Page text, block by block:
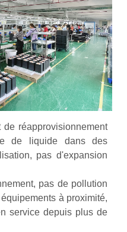
réapprovisionnement
de liquide dans des
pas d'expansion
pas de pollution
à proximité,
service depuis plus de